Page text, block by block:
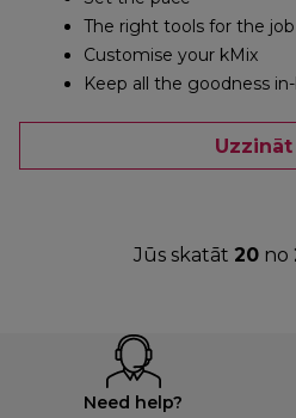
The right tools for the job
Customise your kMix
Keep all the goodness
Jūs skatāt 20 no
Need help?